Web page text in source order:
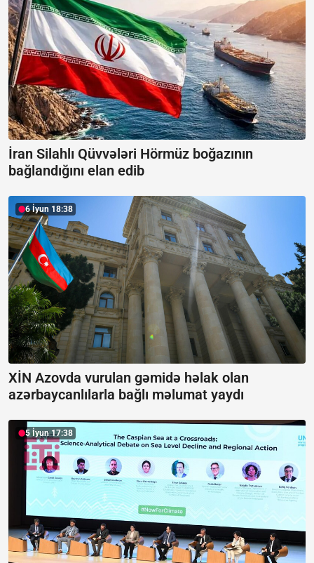
İran Silahlı Qüvvələri Hörmüz boğazının
bağlandığını elan edib
6 İyun 18:38
XİN Azovda vurulan gəmidə həlak olan
azərbaycanlılarla bağlı məlumat yaydı
5 İyun 17:38